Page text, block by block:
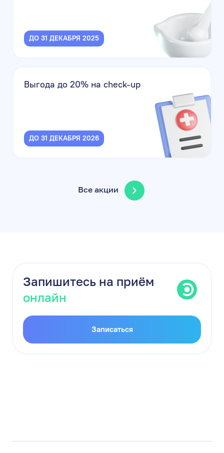
ДО 31 ДЕКАБРЯ 2025
Выгода до 20% на check-up
ДО 31 ДЕКАБРЯ 2026
Все акции
Запишитесь на приём
онлайн
Записаться